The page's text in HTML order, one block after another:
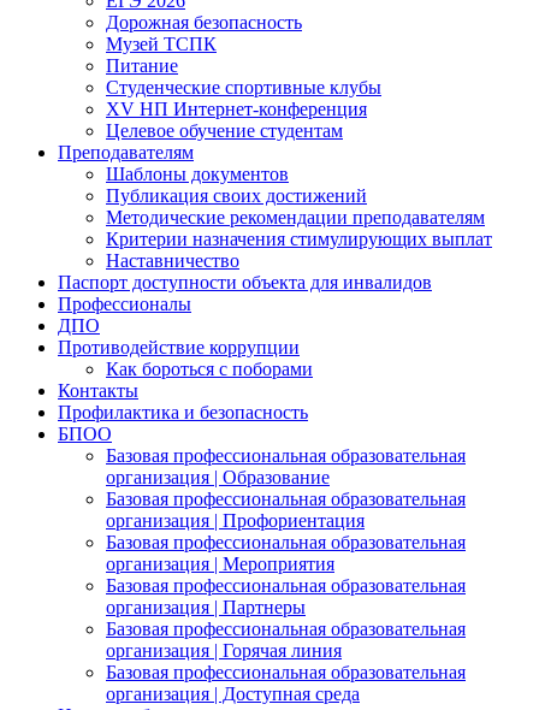
Дорожная безопасность
Музей ТСПК
Питание
Студенческие спортивные клубы
XV НП Интернет-конференция
Целевое обучение студентам
Преподавателям
Шаблоны документов
Публикация своих достижений
Методические рекомендации преподавателям
Критерии назначения стимулирующих выплат
Наставничество
Паспорт доступности объекта для инвалидов
Профессионалы
ДПО
Противодействие коррупции
Как бороться с поборами
Контакты
Профилактика и безопасность
БПОО
Базовая профессиональная образовательная
организация | Образование
Базовая профессиональная образовательная
организация | Профориентация
Базовая профессиональная образовательная
организация | Мероприятия
Базовая профессиональная образовательная
организация | Партнеры
Базовая профессиональная образовательная
организация | Горячая линия
Базовая профессиональная образовательная
организация | Доступная среда